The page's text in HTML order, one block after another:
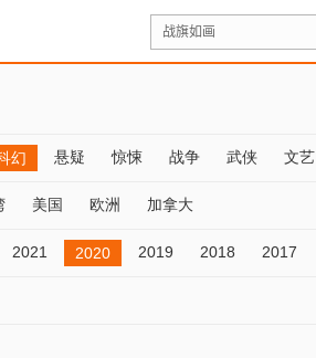
幻 悬疑 惊悚 战争 武侠 文艺
美国 欧洲 加拿大
2021 2020 2019 2018 2017